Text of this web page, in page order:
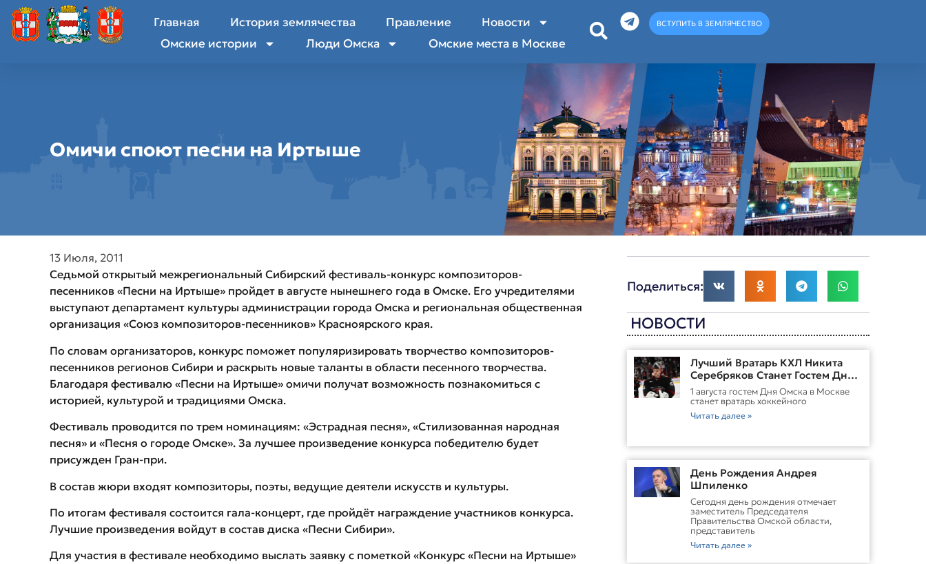
Главная История землячества Правление
Новости
Омские истории
Люди Омска Омские места в Москве
ВСТУПИТЬ В ЗЕМЛЯЧЕСТВО
Омичи споют песни на Иртыше
13 Июля, 2011
Седьмой открытый межрегиональный Сибирский фестиваль-конкурс композиторов-
песенников «Песни на Иртыше» пройдет в августе нынешнего года в Омске. Его учредителями
выступают департамент культуры администрации города Омска и региональная общественная
организация «Союз композиторов-песенников» Красноярского края.
По словам организаторов, конкурс поможет популяризировать творчество композиторов-
песенников регионов Сибири и раскрыть новые таланты в области песенного творчества.
Благодаря фестивалю «Песни на Иртыше» омичи получат возможность познакомиться с
историей, культурой и традициями Омска.
Фестиваль проводится по трем номинациям: «Эстрадная песня», «Стилизованная народная
песня» и «Песня о городе Омске». За лучшее произведение конкурса победителю будет
присужден Гран-при.
В состав жюри входят композиторы, поэты, ведущие деятели искусств и культуры.
По итогам фестиваля состоится гала-концерт, где пройдёт награждение участников конкурса.
Лучшие произведения войдут в состав диска «Песни Сибири».
Для участия в фестивале необходимо выслать заявку с пометкой «Конкурс «Песни на Иртыше»
Поделиться:
НОВОСТИ
Лучший Вратарь КХЛ Никита
Серебряков Станет Гостем Дня
Омска В Москве
1 августа гостем Дня Омска в Москве
станет вратарь хоккейного
Читать далее »
День Рождения Андрея
Шпиленко
Cегодня день рождения отмечает
заместитель Председателя
Правительства Омской области,
представитель
Читать далее »